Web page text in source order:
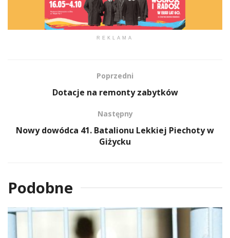
REKLAMA
Poprzedni
Dotacje na remonty zabytków
Następny
Nowy dowódca 41. Batalionu Lekkiej Piechoty w
Giżycku
Podobne